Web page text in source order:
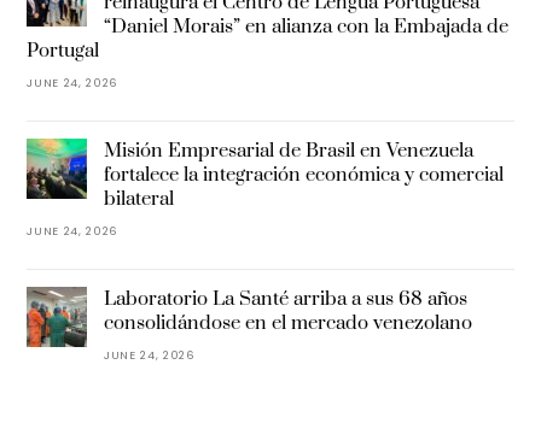
“Daniel Morais” en alianza con la Embajada de
Portugal
JUNE 24, 2026
Misión Empresarial de Brasil en Venezuela
fortalece la integración económica y comercial
bilateral
JUNE 24, 2026
Laboratorio La Santé arriba a sus 68 años
consolidándose en el mercado venezolano
JUNE 24, 2026